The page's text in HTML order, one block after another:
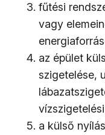
fűtési
vagy
az épület
szigetelése,
a külső